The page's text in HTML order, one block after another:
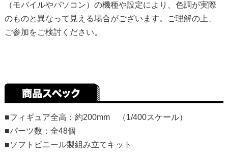
（モバイルやパソコン）の機種や設定により、色調が実際
のものと異なって見える場合がございます。ご理解の上、
ご参加をご検討ください。
■フィギュア全高：約200mm （1/400スケール）
■パーツ数：全48個
■ソフトビニール製組み立てキット